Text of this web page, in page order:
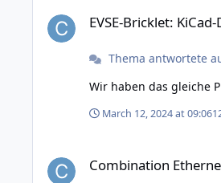
EVSE-Bricklet:
Thema antwortete
March 12, 2024 at 09:06
Combination